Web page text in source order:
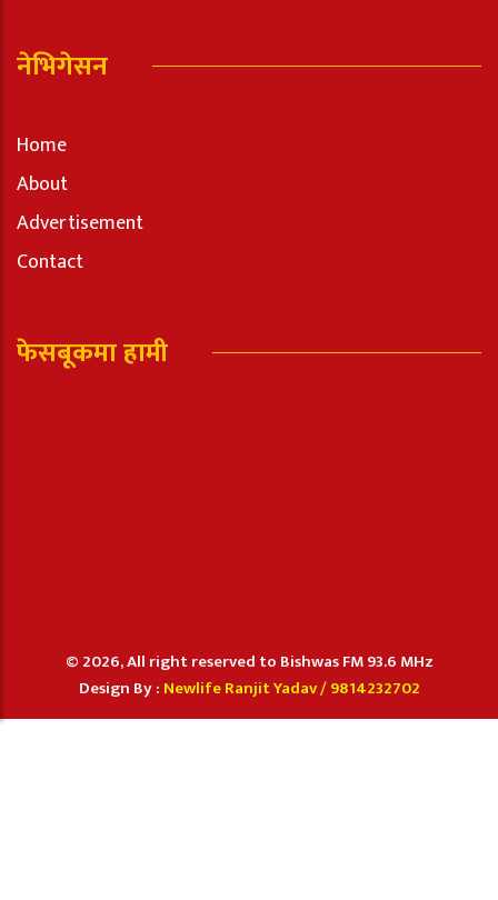
नेभिगेसन
Home
About
Advertisement
Contact
फेसबूकमा हामी
© 2026, All right reserved to Bishwas FM 93.6 MHz
Design By : Newlife Ranjit Yadav /9814232702